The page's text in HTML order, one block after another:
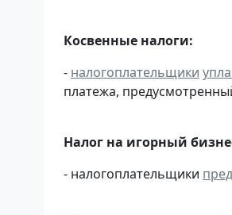
Косвенные налоги:
- налогоплательщики
платежа,
Налог на игорный
- налогоплательщики